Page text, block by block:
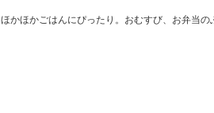
ほかほかごはんにぴったり。おむすび、お弁当の